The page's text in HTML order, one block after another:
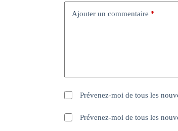
Ajouter un commentaire *
Prévenez-moi de tous les
Prévenez-moi de tous les